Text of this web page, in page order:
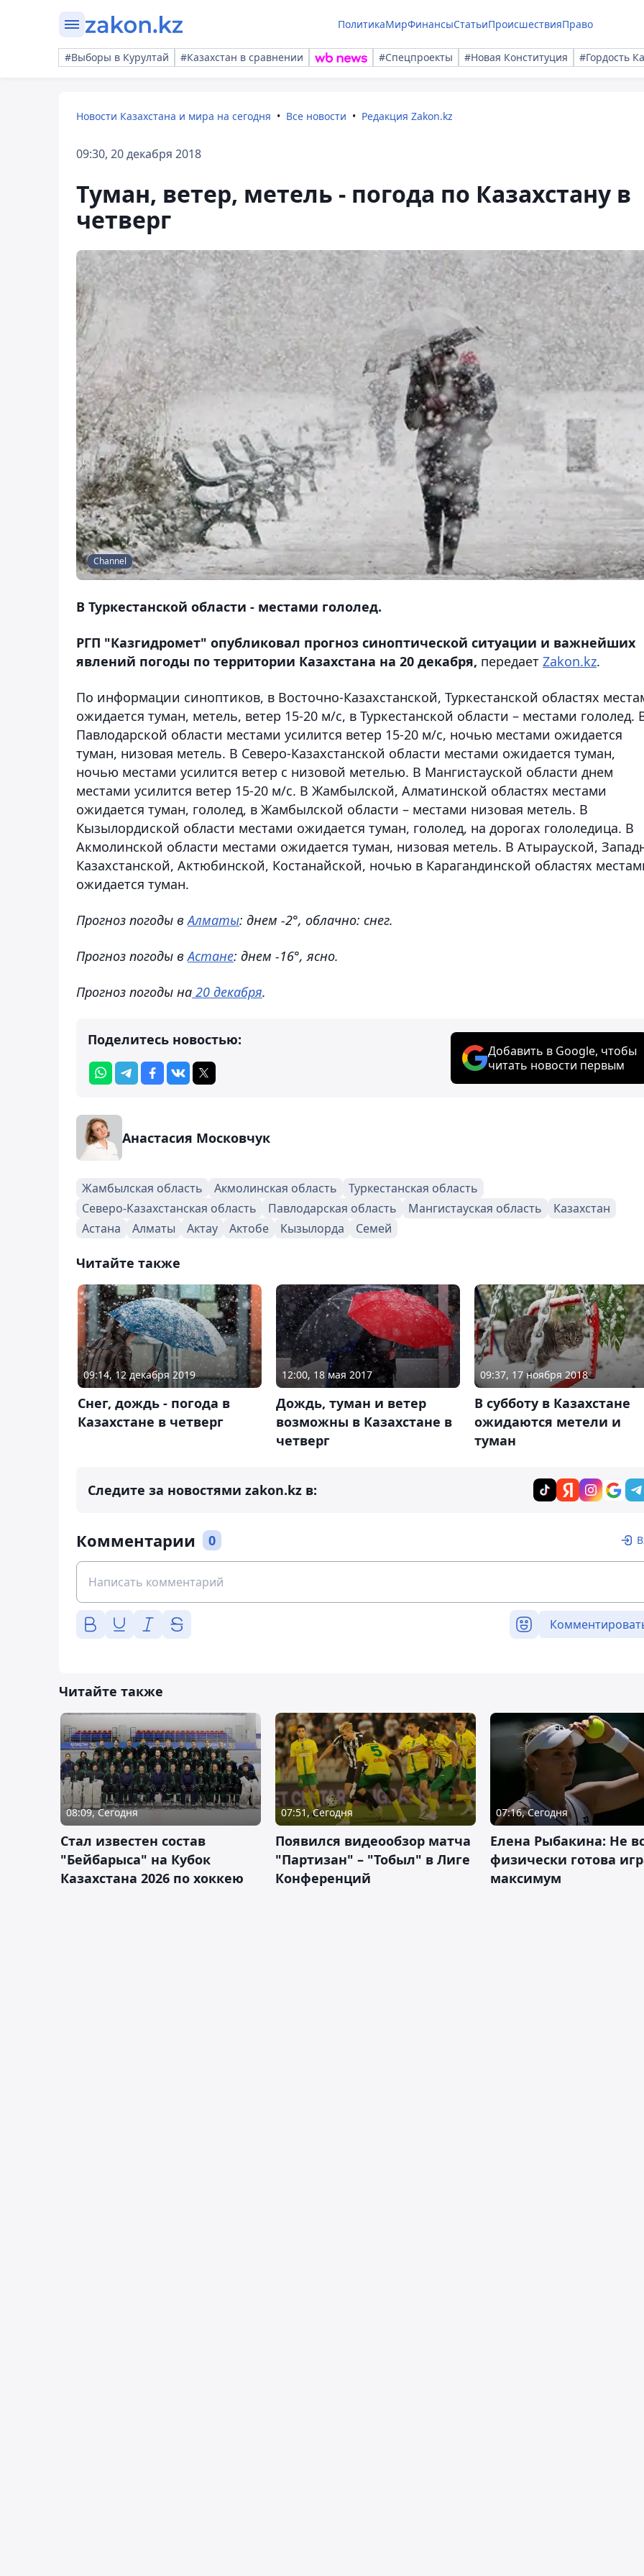
ПолитикаМирФинансыСтатьиПроисшествияПраво
#Выборы в Курултай #Казахстан в сравнении #Спецпроекты #Новая Конституция #Гордость
Новости Казахстана и мира на сегодня Все новости Редакция Zakon.kz
09:30, 20 декабря 2018
Туман, ветер, метель - погода по Казахстану в
четверг
Channel
В Туркестанской области - местами гололед.
РГП "Казгидромет" опубликовал прогноз синоптической ситуации и важнейших
явлений погоды по территории Казахстана на 20 декабря, передает Zakon.kz.
По информации синоптиков, в Восточно-Казахстанской, Туркестанской областях
ожидается туман, метель, ветер 15-20 м/с, в Туркестанской области – местами гололед.
Павлодарской области местами усилится ветер 15-20 м/с, ночью местами ожидается
туман, низовая метель. В Северо-Казахстанской области местами ожидается туман,
ночью местами усилится ветер с низовой метелью. В Мангистауской области днем
местами усилится ветер 15-20 м/с. В Жамбылской, Алматинской областях местами
ожидается туман, гололед, в Жамбылской области – местами низовая метель. В
Кызылордиской области местами ожидается туман, гололед, на дорогах гололедица. В
Акмолинской области местами ожидается туман, низовая метель. В Атырауской,
Казахстанской, Актюбинской, Костанайской, ночью в Карагандинской областях
ожидается туман.
Прогноз погоды вАлматы: днем -2°, облачно: снег.
Прогноз погоды вАстане: днем -16°, ясно.
Прогноз погоды на 20 декабря.
Поделитесь новостью:
Добавить в Google, чтобы
читать новости первым
Анастасия Московчук
Жамбылская область Акмолинская область
Туркестанская область
Северо-Казахстанская область
Павлодарская область Мангистауская область
Казахстан
Астана
Алматы Актау Актобе Кызылорда Семей
Читайте также
09:14, 12 декабря 2019
Снег, дождь - погода в
Казахстане в четверг
12:00, 18 мая 2017
Дождь, туман и ветер
возможны в Казахстане в
четверг
09:37, 17 ноября 2018
В субботу в Казахстане
ожидаются метели и
туман
Следите за новостями zakon.kz в:
Комментарии 0
Читайте также
08:09, Сегодня
Стал известен состав
"Бейбарыса" на Кубок
Казахстана 2026 по хоккею
07:51, Сегодня
Появился видеообзор матча
"Партизан" – "Тобыл" в Лиге
Конференций
07:16, Сегодня
Елена Рыбакина: Не
физически готова
максимум